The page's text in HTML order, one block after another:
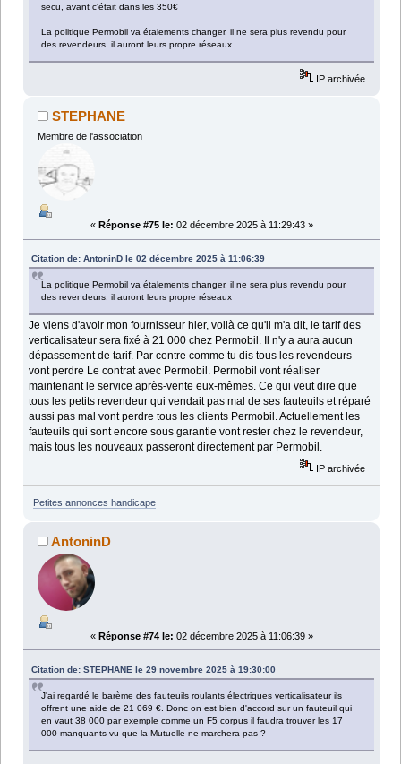
secu, avant c'était dans les 350€
La politique Permobil va étalements changer, il ne sera plus revendu pour
des revendeurs, il auront leurs propre réseaux
IP archivée
STEPHANE
Membre de l'association
« Réponse #75 le: 02 décembre 2025 à 11:29:43 »
Citation de: AntoninD le 02 décembre 2025 à 11:06:39
La politique Permobil va étalements changer, il ne sera plus revendu pour
des revendeurs, il auront leurs propre réseaux
Je viens d'avoir mon fournisseur hier, voilà ce qu'il m'a dit, le tarif des
verticalisateur sera fixé à 21 000 chez Permobil. Il n'y a aura aucun
dépassement de tarif. Par contre comme tu dis tous les revendeurs
vont perdre Le contrat avec Permobil. Permobil vont réaliser
maintenant le service après-vente eux-mêmes. Ce qui veut dire que
tous les petits revendeur qui vendait pas mal de ses fauteuils et réparé
aussi pas mal vont perdre tous les clients Permobil. Actuellement les
fauteuils qui sont encore sous garantie vont rester chez le revendeur,
mais tous les nouveaux passeront directement par Permobil.
IP archivée
Petites annonces handicape
AntoninD
« Réponse #74 le: 02 décembre 2025 à 11:06:39 »
Citation de: STEPHANE le 29 novembre 2025 à 19:30:00
J'ai regardé le barème des fauteuils roulants électriques verticalisateur ils
offrent une aide de 21 069 €. Donc on est bien d'accord sur un fauteuil qui
en vaut 38 000 par exemple comme un F5 corpus il faudra trouver les 17
000 manquants vu que la Mutuelle ne marchera pas ?